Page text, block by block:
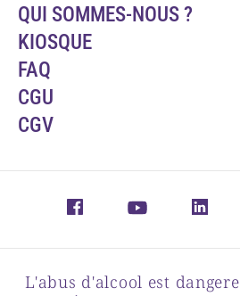
QUI SOMMES-NOUS ?
KIOSQUE
FAQ
CGU
CGV
L'abus d'alcool est